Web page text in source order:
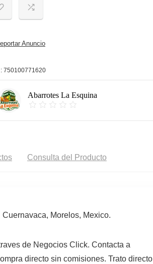
Anuncio
750100771620
Abarrotes La Esquina
Consulta del Producto
Morelos, Mexico.
de Negocios Click. Contacta a
directo sin comisiones. Trato directo